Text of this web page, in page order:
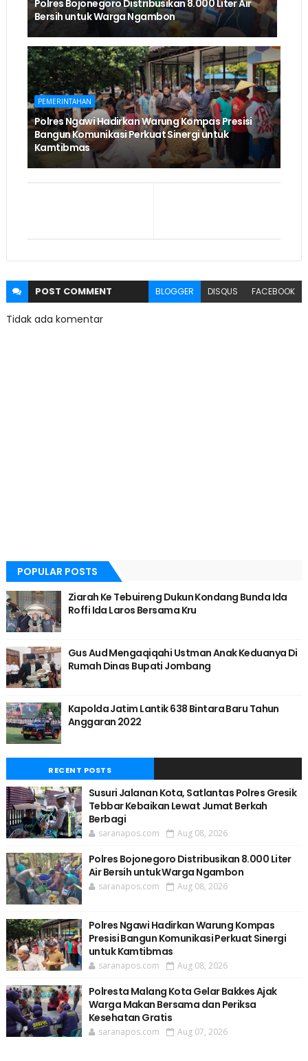
Polres Bojonegoro Distribusikan 8.000 Liter Air
Bersih untuk Warga Ngambon
PEMERINTAHAN
Polres Ngawi Hadirkan Warung Kompas Presisi
Bangun Komunikasi Perkuat Sinergi untuk
Kamtibmas
POST COMMENT BLOGGER DISQUS FACEBOOK
Tidak ada komentar
POPULAR POSTS
Ziarah Ke Tebuireng Dukun Kondang Bunda Ida
Roffi Ida Laros Bersama Kru
Gus Aud Mengaqiqahi Ustman Anak Keduanya Di
Rumah Dinas Bupati Jombang
Kapolda Jatim Lantik 638 Bintara Baru Tahun
Anggaran 2022
RECENT POSTS
Susuri Jalanan Kota, Satlantas Polres Gresik
Tebbar Kebaikan Lewat Jumat Berkah
Berbagi
saranapos.com Aug 08, 2026
Polres Bojonegoro Distribusikan 8.000 Liter
Air Bersih untuk Warga Ngambon
saranapos.com Aug 08, 2026
Polres Ngawi Hadirkan Warung Kompas
Presisi Bangun Komunikasi Perkuat Sinergi
untuk Kamtibmas
saranapos.com Aug 08, 2026
Polresta Malang Kota Gelar Bakkes Ajak
Warga Makan Bersama dan Periksa
Kesehatan Gratis
saranapos.com Aug 07, 2026